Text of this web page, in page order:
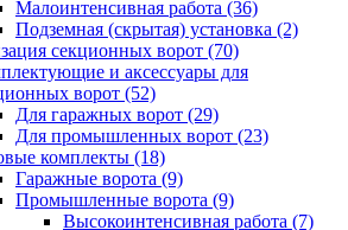
Малоинтенсивная работа (36)
Подземная (скрытая) установка (2)
секционных ворот (70)
и аксессуары для
ворот (52)
Для гаражных ворот (29)
Для промышленных ворот (23)
комплекты (18)
Гаражные ворота (9)
Промышленные ворота (9)
Высокоинтенсивная работа (7)